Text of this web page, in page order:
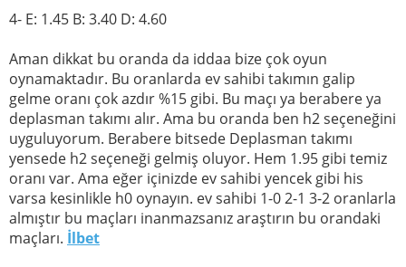
4- E: 1.45 B: 3.40 D: 4.60
Aman dikkat bu oranda da iddaa bize çok oyun
oynamaktadır. Bu oranlarda ev sahibi takımın galip
gelme oranı çok azdır %15 gibi. Bu maçı ya berabere ya
deplasman takımı alır. Ama bu oranda ben h2 seçeneğini
uyguluyorum. Berabere bitsede Deplasman takımı
yensede h2 seçeneği gelmiş oluyor. Hem 1.95 gibi temiz
oranı var. Ama eğer içinizde ev sahibi yencek gibi his
varsa kesinlikle h0 oynayın. ev sahibi 1-0 2-1 3-2 oranlarla
almıştır bu maçları inanmazsanız araştırın bu orandaki
maçları. İlbet